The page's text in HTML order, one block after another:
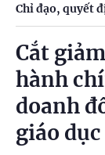
Chỉ đạo, quyết
Cắt
hành
doanh
giáo dục